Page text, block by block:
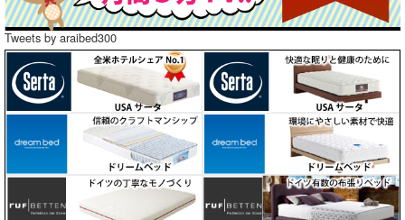
Tweets by araibed300